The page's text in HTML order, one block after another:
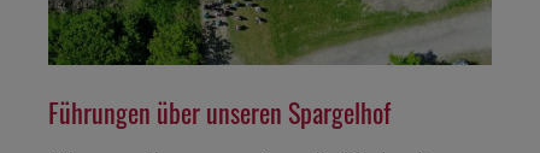
Führungen über unseren Spargelhof